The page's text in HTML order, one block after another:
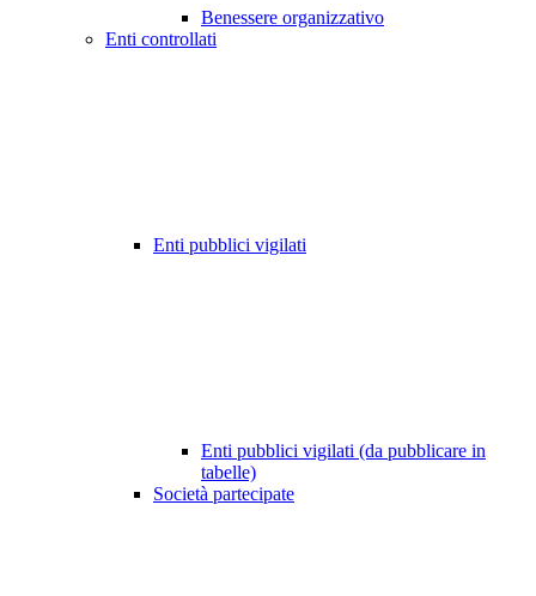
Benessere organizzativo
Enti controllati
Enti pubblici vigilati
Enti pubblici vigilati (da pubblicare in
tabelle)
Società partecipate